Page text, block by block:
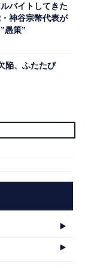
バイトしてきた
神谷宗幣代表が
愚策”
陥、ふたたび